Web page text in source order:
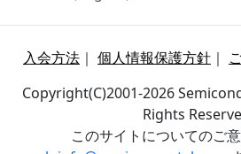
入会方法 ｜ 個人情報保護方針 ｜
Copyright(C)2001-2026
Rights
このサイトについてのご